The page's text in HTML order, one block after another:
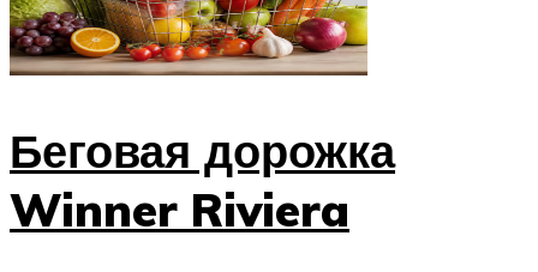
Беговая дорожка
Winner Riviera